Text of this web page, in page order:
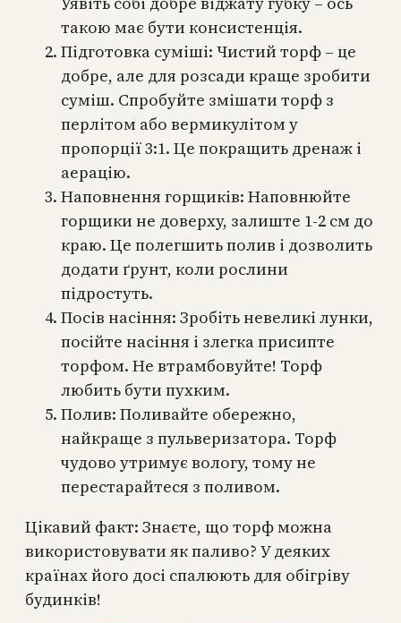
такою має бути консистенція.
Підготовка суміші: Чистий торф – це
добре, але для розсади краще зробити
суміш. Спробуйте змішати торф з
перлітом або вермикулітом у
пропорції 3:1. Це покращить дренаж і
аерацію.
Наповнення горщиків: Наповнюйте
горщики не доверху, залиште 1-2 см до
краю. Це полегшить полив і дозволить
додати ґрунт, коли рослини
підростуть.
Посів насіння: Зробіть невеликі лунки,
посійте насіння і злегка присипте
торфом. Не втрамбовуйте! Торф
любить бути пухким.
Полив: Поливайте обережно,
найкраще з пульверизатора. Торф
чудово утримує вологу, тому не
перестарайтеся з поливом.
Цікавий факт: Знаєте, що торф можна
використовувати як паливо? У деяких
країнах його досі спалюють для обігріву
будинків!